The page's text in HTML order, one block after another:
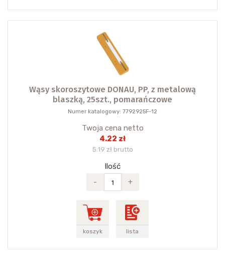
Wąsy skoroszytowe DONAU, PP, z metalową
blaszką, 25szt., pomarańczowe
Numer katalogowy: 7792925F-12
Twoja cena netto
4.22 zł
5.19 zł brutto
Ilość
-
+
koszyk lista